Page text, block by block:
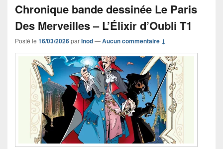
Chronique bande dessinée Le Paris
Des Merveilles – L’Élixir d’Oubli T1
Posté le 16/03/2026parInod—Aucun commentaire ↓